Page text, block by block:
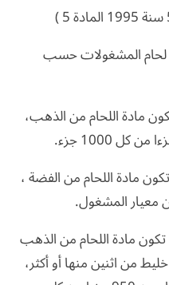
لحام المشغولات حسب
مادة اللحام من الذهب،
مادة اللحام من الفضة ،
معيار المشغول.
مادة اللحام من الذهب
خليط من اثنين منها أو أكثر،